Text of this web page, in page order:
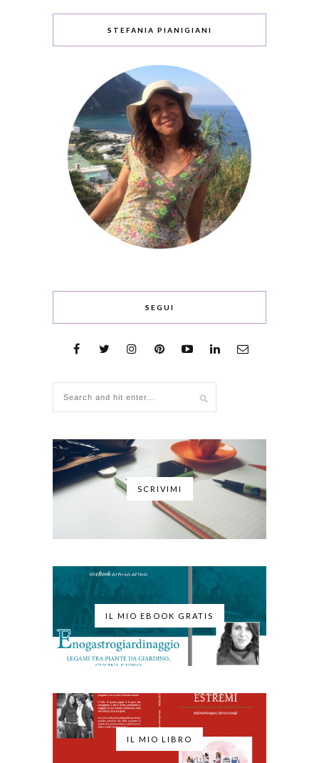
STEFANIA PIANIGIANI
SEGUI
SCRIVIMI
IL MIO EBOOK GRATIS
IL MIO LIBRO